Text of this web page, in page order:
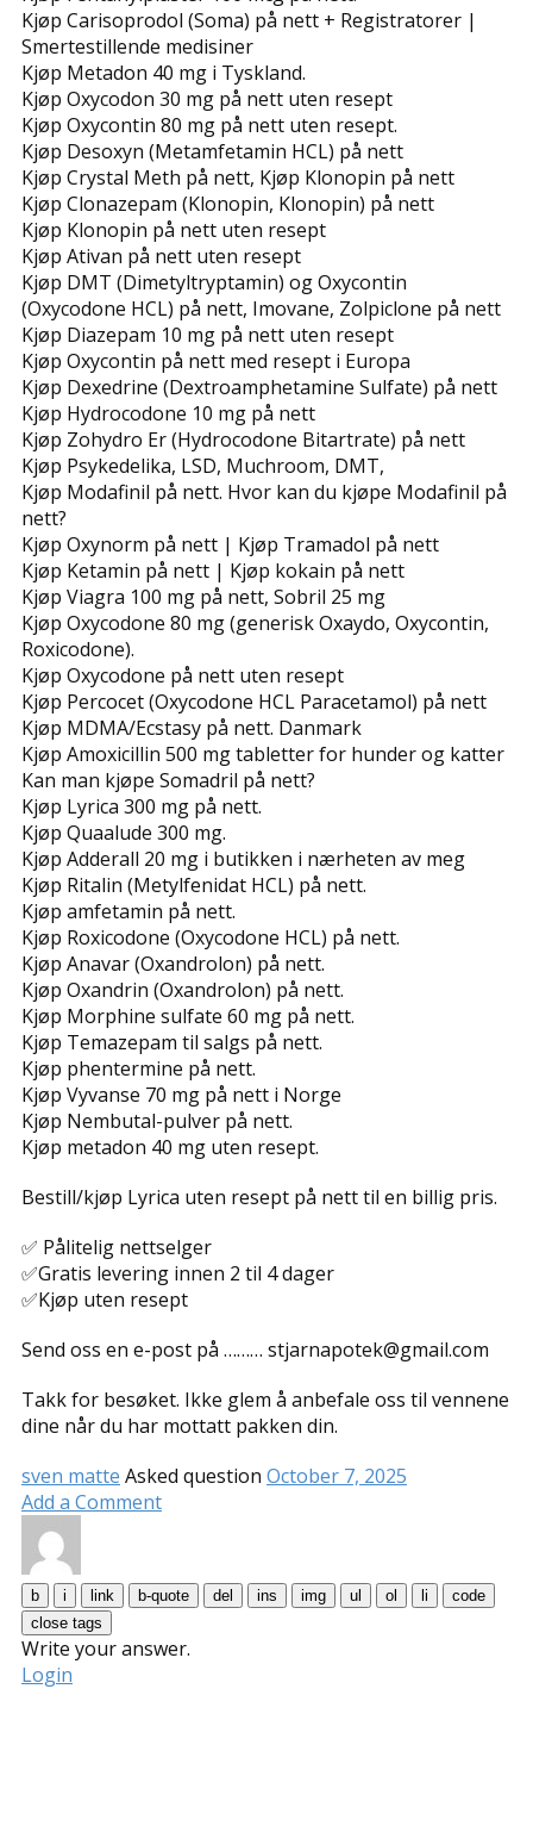
Kjøp Carisoprodol (Soma) på nett + Registratorer |
Smertestillende medisiner
Kjøp Metadon 40 mg i Tyskland.
Kjøp Oxycodon 30 mg på nett uten resept
Kjøp Oxycontin 80 mg på nett uten resept.
Kjøp Desoxyn (Metamfetamin HCL) på nett
Kjøp Crystal Meth på nett, Kjøp Klonopin på nett
Kjøp Clonazepam (Klonopin, Klonopin) på nett
Kjøp Klonopin på nett uten resept
Kjøp Ativan på nett uten resept
Kjøp DMT (Dimetyltryptamin) og Oxycontin
(Oxycodone HCL) på nett, Imovane, Zolpiclone på nett
Kjøp Diazepam 10 mg på nett uten resept
Kjøp Oxycontin på nett med resept i Europa
Kjøp Dexedrine (Dextroamphetamine Sulfate) på nett
Kjøp Hydrocodone 10 mg på nett
Kjøp Zohydro Er (Hydrocodone Bitartrate) på nett
Kjøp Psykedelika, LSD, Muchroom, DMT,
Kjøp Modafinil på nett. Hvor kan du kjøpe Modafinil på
nett?
Kjøp Oxynorm på nett | Kjøp Tramadol på nett
Kjøp Ketamin på nett | Kjøp kokain på nett
Kjøp Viagra 100 mg på nett, Sobril 25 mg
Kjøp Oxycodone 80 mg (generisk Oxaydo, Oxycontin,
Roxicodone).
Kjøp Oxycodone på nett uten resept
Kjøp Percocet (Oxycodone HCL Paracetamol) på nett
Kjøp MDMA/Ecstasy på nett. Danmark
Kjøp Amoxicillin 500 mg tabletter for hunder og katter
Kan man kjøpe Somadril på nett?
Kjøp Lyrica 300 mg på nett.
Kjøp Quaalude 300 mg.
Kjøp Adderall 20 mg i butikken i nærheten av meg
Kjøp Ritalin (Metylfenidat HCL) på nett.
Kjøp amfetamin på nett.
Kjøp Roxicodone (Oxycodone HCL) på nett.
Kjøp Anavar (Oxandrolon) på nett.
Kjøp Oxandrin (Oxandrolon) på nett.
Kjøp Morphine sulfate 60 mg på nett.
Kjøp Temazepam til salgs på nett.
Kjøp phentermine på nett.
Kjøp Vyvanse 70 mg på nett i Norge
Kjøp Nembutal-pulver på nett.
Kjøp metadon 40 mg uten resept.
Bestill/kjøp Lyrica uten resept på nett til en billig pris.
✅ Pålitelig nettselger
✅Gratis levering innen 2 til 4 dager
✅Kjøp uten resept
Send oss ​​en e-post på ……… stjarnapotek@gmail.com
Takk for besøket. Ikke glem å anbefale oss til vennene
dine når du har mottatt pakken din.
sven matte Asked question October 7, 2025
Add a Comment
Write your answer.
Login